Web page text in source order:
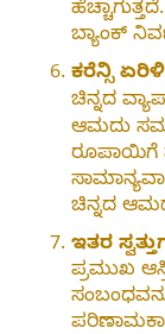
ಬ್ಯಾಂಕ್
ಕರೆನ್ಸಿ
ಚಿನ್ನದ
ಆಮದು
ರೂಪಾಯಿಗೆ
ಚಿನ್ನದ
ಇತರ
ಪ್ರಮುಖ